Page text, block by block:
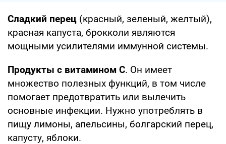
Сладкий перец (красный, зеленый, желтый),
красная капуста, брокколи являются
мощными усилителями иммунной системы.
Продукты с витамином С. Он имеет
множество полезных функций, в том числе
помогает предотвратить или вылечить
основные инфекции. Нужно употреблять в
пищу лимоны, апельсины, болгарский перец,
капусту, яблоки.